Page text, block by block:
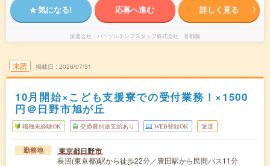
気になる! 応募へ進む 詳しく見る
派遣会社 パーソルテンプスタッフ株式会社 首都圏
未読 掲載日 2026/07/31
10月開始×こども支援寮での受付業務！×1500
円＠日野市旭が丘
職種未経験OK 交通費別途支給あり WEB登録OK 派遣
勤務地 東京都日野市
長沼(東京都)駅から徒歩22分／豊田駅から民間バス11分